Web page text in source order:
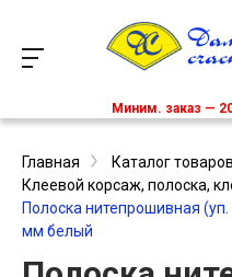
Миним. заказ —
Главная Каталог товаров
Клеевой корсаж, полоска,
Полоска нитепрошивная
мм белый